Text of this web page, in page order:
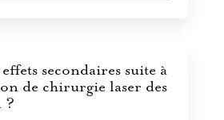
secondaires suite à
de chirurgie laser des
?